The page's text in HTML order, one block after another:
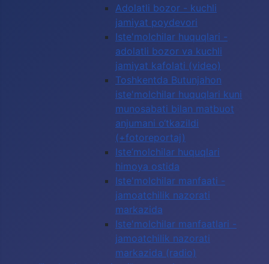
Adolatli bozor - kuchli
jamiyat poydevori
Iste'molchilar huquqlari -
adolatli bozor va kuchli
jamiyat kafolati (video)
Toshkentda Butunjahon
iste'molchilar huquqlari kuni
munosabati bilan matbuot
anjumani o‘tkazildi
(+fotoreportaj)
Iste’molchilar huquqlari
himoya ostida
Iste'molchilar manfaati -
jamoatchilik nazorati
markazida
Iste'molchilar manfaatlari -
jamoatchilik nazorati
markazida (radio)